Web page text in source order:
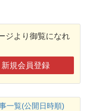
ジより御覧になれ
新規会員登録
一覧(公開日時順)